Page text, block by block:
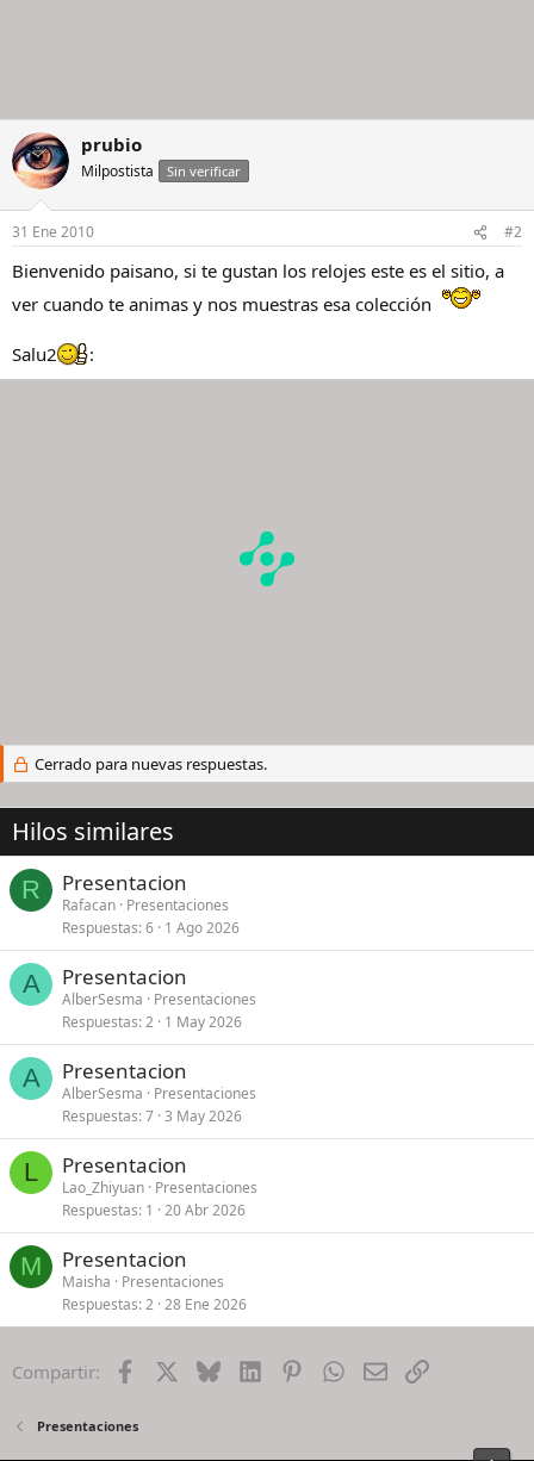
prubio
Milpostista Sin verificar
31 Ene 2010 #2
Bienvenido paisano, si te gustan los relojes este es el sitio, a
ver cuando te animas y nos muestras esa colección
Salu2 :
Cerrado para nuevas respuestas.
Hilos similares
R Presentacion
Rafacan Presentaciones
Respuestas 6 1 Ago 2026
A Presentacion
AlberSesma
Presentaciones
Respuestas 2 1 May 2026
A Presentacion
AlberSesma
Presentaciones
Respuestas 7 3 May 2026
L Presentacion
Lao_Zhiyuan Presentaciones
Respuestas 1 20 Abr 2026
M Presentacion
Maisha
Presentaciones
Respuestas 2 28 Ene 2026
Compartir: Facebook BlueskyLinkedInPinterestWhatsApp
EmailEnlace
Presentaciones